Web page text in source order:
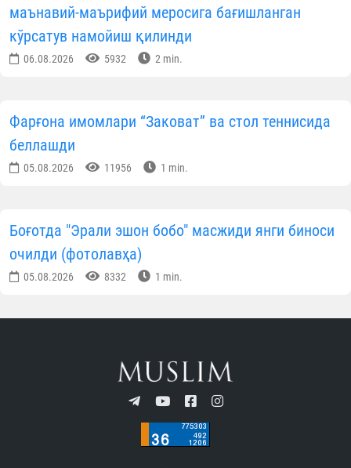
маънавий-маърифий меросига бағишланган
кўрсатув намойиш қилинди
06.08.2026 5932 2 min.
Фарғона имомлари “Заковат” ва стол теннисида
беллашди
05.08.2026 11956 1 min.
Боғотда "Эрали эшон бобо" масжиди янги биноси
очилди (фотолавҳа)
05.08.2026 8332 1 min.